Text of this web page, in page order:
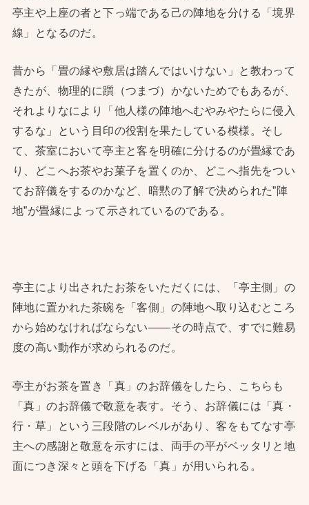
亭主や上座の者と下っ端である己の陣地を分ける「境界
線」となるのだ。
昔から「畳の縁や敷居は踏んではいけない」と教わって
きたが、物理的に躓（つまづ）かないためでもあるが、
それよりなにより「他人様の陣地へむやみやたらに侵入
するな」という目印の役割を果たしている模様。そし
て、茶室において亭主と客を明確に分けるのが畳縁であ
り、どこへお茶やお菓子を置くのか、どこへ指先をつい
てお辞儀をするのかなど、暗黙の了解で決められた”陣
地”が畳縁によって示されているのである。
亭主により出されたお茶をいただくには、「亭主側」の
陣地に置かれた茶碗を「客側」の陣地へ取り込むところ
から始めなければならない——その時点で、すでに難易
度の高い動作が求められるのだ。
亭主がお茶を置き「真」のお辞儀をしたら、こちらも
「真」のお辞儀で敬意を表す。そう、お辞儀には「真・
行・草」という三段階のレベルがあり、客をもてなす亭
主への感謝と敬意を示すには、両手の平がベッタリと地
面につき深々と頭を下げる「真」が用いられる。